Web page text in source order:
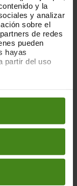
y la
y analizar
sobre el
de redes
pueden
hayas
partir del uso
de Cookieso
la